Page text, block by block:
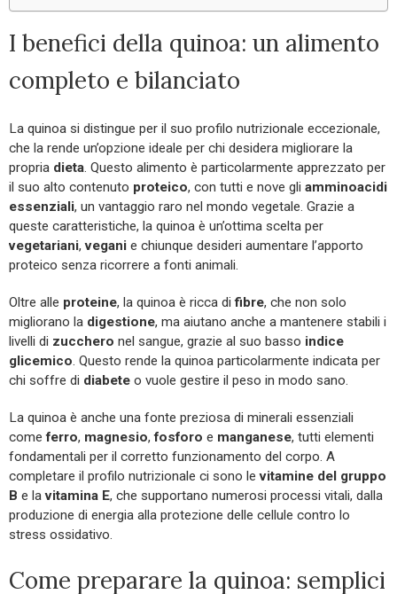
I benefici della quinoa: un alimento
completo e bilanciato
La quinoa si distingue per il suo profilo nutrizionale eccezionale,
che la rende un’opzione ideale per chi desidera migliorare la
propria dieta. Questo alimento è particolarmente apprezzato per
il suo alto contenuto proteico, con tutti e nove gli amminoacidi
essenziali, un vantaggio raro nel mondo vegetale. Grazie a
queste caratteristiche, la quinoa è un’ottima scelta per
vegetariani,vegani e chiunque desideri aumentare l’apporto
proteico senza ricorrere a fonti animali.
Oltre alle proteine, la quinoa è ricca difibre, che non solo
migliorano la digestione, ma aiutano anche a mantenere stabili i
livelli di zucchero nel sangue, grazie al suo basso indice
glicemico. Questo rende la quinoa particolarmente indicata per
chi soffre di diabete o vuole gestire il peso in modo sano.
La quinoa è anche una fonte preziosa di minerali essenziali
comeferro, magnesio,fosforo e manganese, tutti elementi
fondamentali per il corretto funzionamento del corpo. A
completare il profilo nutrizionale ci sono levitamine del gruppo
B e lavitamina E, che supportano numerosi processi vitali, dalla
produzione di energia alla protezione delle cellule contro lo
stress ossidativo.
Come preparare la quinoa: semplici